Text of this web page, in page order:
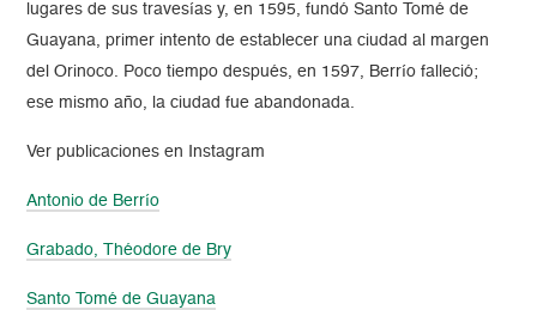
lugares de sus travesías y, en 1595, fundó Santo Tomé de
Guayana, primer intento de establecer una ciudad al margen
del Orinoco. Poco tiempo después, en 1597, Berrío falleció;
ese mismo año, la ciudad fue abandonada.
Ver publicaciones en Instagram
Antonio de Berrío
Grabado, Théodore de Bry
Santo Tomé de Guayana